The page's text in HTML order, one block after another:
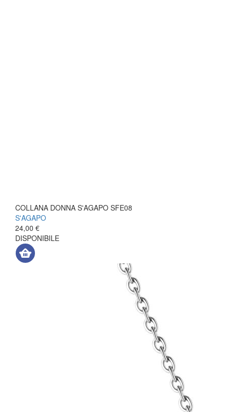
COLLANA DONNA S'AGAPO SFE08
S'AGAPO
24,00 €
DISPONIBILE